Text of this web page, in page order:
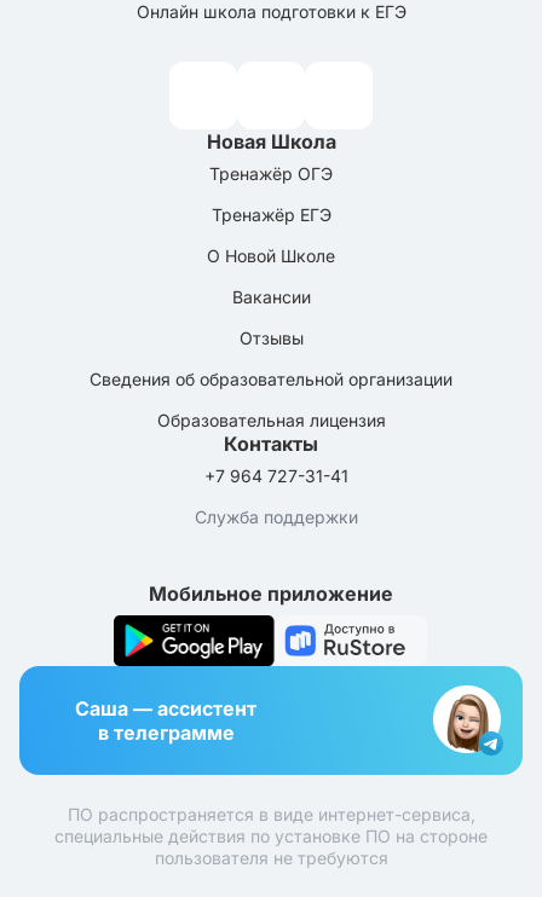
Онлайн школа подготовки к ЕГЭ
Новая Школа
Тренажёр ОГЭ
Тренажёр ЕГЭ
О Новой Школе
Вакансии
Отзывы
Сведения об образовательной организации
Образовательная лицензия
Контакты
+7 964 727-31-41
Служба поддержки
Мобильное приложение
Саша — ассистент
в телеграмме
ПО распространяется в виде интернет-сервиса,
специальные действия по установке ПО на стороне
пользователя не требуются